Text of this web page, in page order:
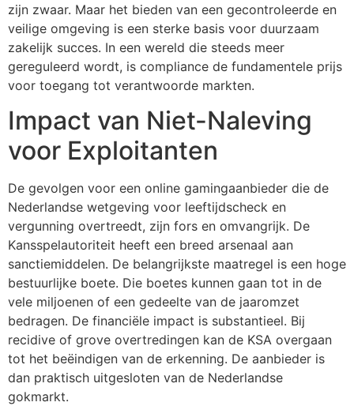
zijn zwaar. Maar het bieden van een gecontroleerde en
veilige omgeving is een sterke basis voor duurzaam
zakelijk succes. In een wereld die steeds meer
gereguleerd wordt, is compliance de fundamentele prijs
voor toegang tot verantwoorde markten.
Impact van Niet-Naleving
voor Exploitanten
De gevolgen voor een online gamingaanbieder die de
Nederlandse wetgeving voor leeftijdscheck en
vergunning overtreedt, zijn fors en omvangrijk. De
Kansspelautoriteit heeft een breed arsenaal aan
sanctiemiddelen. De belangrijkste maatregel is een hoge
bestuurlijke boete. Die boetes kunnen gaan tot in de
vele miljoenen of een gedeelte van de jaaromzet
bedragen. De financiële impact is substantieel. Bij
recidive of grove overtredingen kan de KSA overgaan
tot het beëindigen van de erkenning. De aanbieder is
dan praktisch uitgesloten van de Nederlandse
gokmarkt.